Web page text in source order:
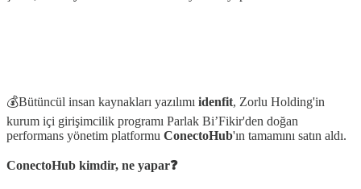
💰Bütüncül insan kaynakları yazılımı idenfit, Zorlu Holding'in
kurum içi girişimcilik programı Parlak Bi’Fikir'den doğan
performans yönetim platformu ConectoHub'ın tamamını satın aldı.
ConectoHub kimdir, ne yapar❓